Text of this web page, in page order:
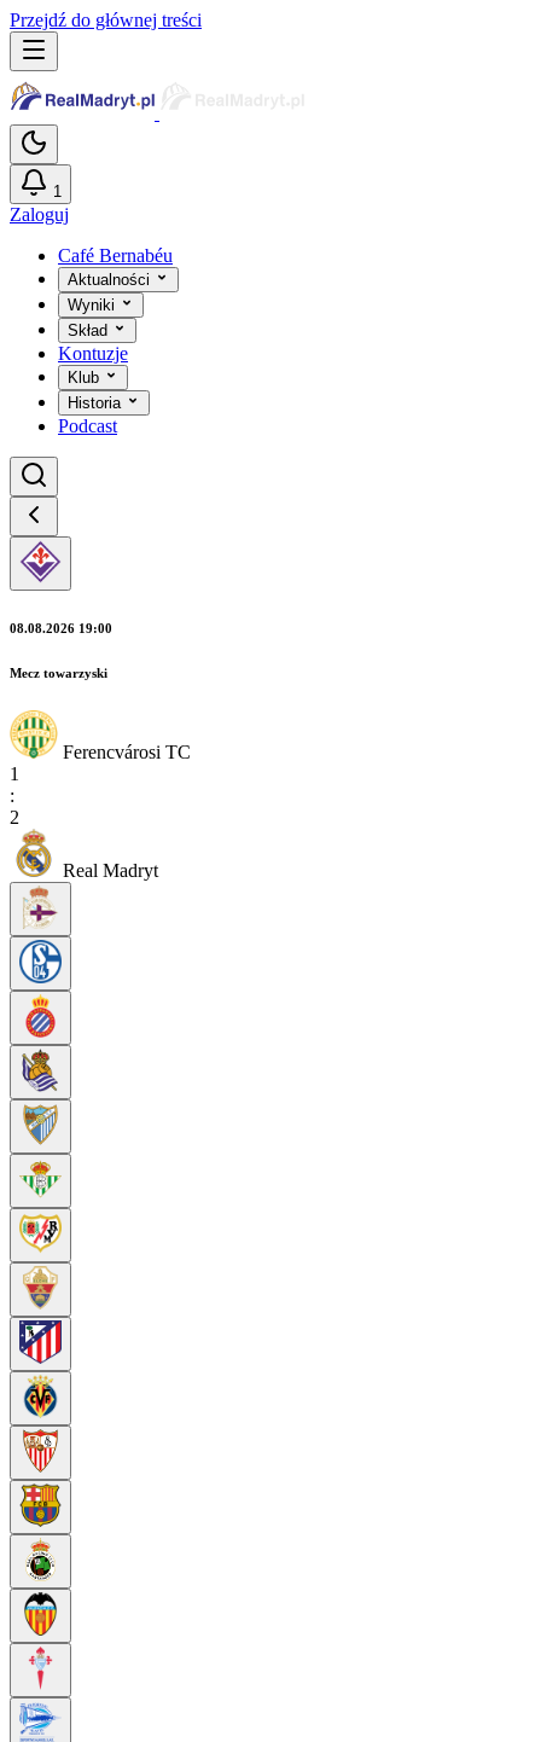
Przejdź do głównej treści
1
Zaloguj
Café Bernabéu
Aktualności
Wyniki
Skład
Kontuzje
Klub
Historia
Podcast
08.08.2026 19:00
Mecz towarzyski
Ferencvárosi TC
1
:
2
Real Madryt